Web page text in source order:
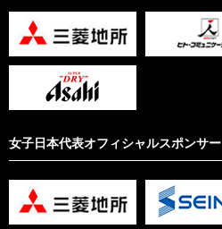
女子日本代表オフィシャルスポンサー